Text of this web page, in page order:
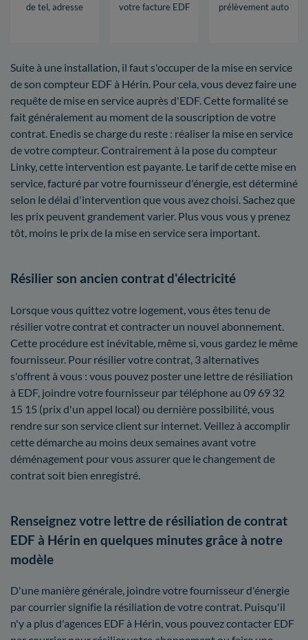
de tel, adresse
votre facture EDF
prélèvement auto
Suite à une installation, il faut s'occuper de la mise en service
de son compteur EDF à Hérin. Pour cela, vous devez faire une
requête de mise en service auprès d'EDF. Cette formalité se
fait généralement au moment de la souscription de votre
contrat. Enedis se charge du reste : réaliser la mise en service
de votre compteur. Contrairement à la pose du compteur
Linky, cette intervention est payante. Le tarif de cette mise en
service, facturé par votre fournisseur d'énergie, est déterminé
selon le délai d'intervention que vous avez choisi. Sachez que
les prix peuvent grandement varier. Plus vous vous y prenez
tôt, moins le prix de la mise en service sera important.
Résilier son ancien contrat d'électricité
Lorsque vous quittez votre logement, vous êtes tenu de
résilier votre contrat et contracter un nouvel abonnement.
Cette procédure est inévitable, même si, vous gardez le même
fournisseur. Pour résilier votre contrat, 3 alternatives
s'offrent à vous : vous pouvez poster une lettre de résiliation
à EDF, joindre votre fournisseur par téléphone au 09 69 32
15 15 (prix d'un appel local) ou dernière possibilité, vous
rendre sur son service client sur internet. Veillez à accomplir
cette démarche au moins deux semaines avant votre
déménagement pour vous assurer que le changement de
contrat soit bien enregistré.
Renseignez votre lettre de résiliation de contrat
EDF à Hérin en quelques minutes grâce à notre
modèle
D'une manière générale, joindre votre fournisseur d'énergie
par courrier signifie la résiliation de votre contrat. Puisqu'il
n'y a plus d'agences EDF à Hérin, vous pouvez contacter EDF